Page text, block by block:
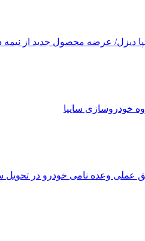
دیزل/ عرضه محصول جدید از